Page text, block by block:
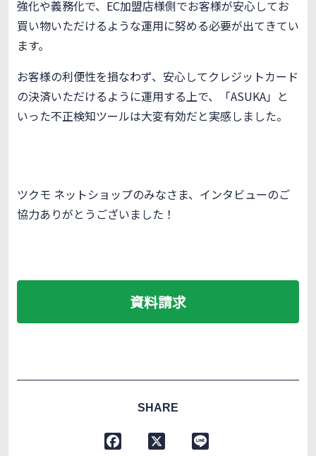
強化や義務化で、EC加盟店様側でお客様が安心してお
買い物いただけるような運用に努める必要が出てきてい
ます。
お客様の利便性を損なわず、安心してクレジットカード
の決済いただけるように運用する上で、「ASUKA」と
いった不正検知ツールは大変有効だと実感しました。
ツクモ ネットショップのみなさま、インタビューのご
協力ありがとうございました！
資料請求
SHARE